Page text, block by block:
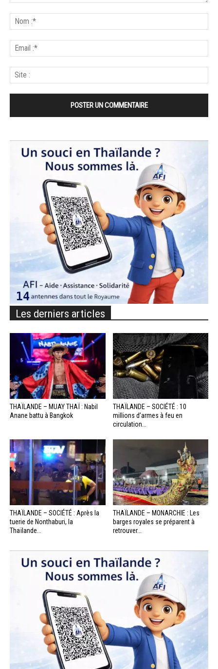
Les derniers articles
THAÏLANDE – MUAY THAÏ : Nabil
Anane battu à Bangkok
THAÏLANDE – SOCIÉTÉ : 10
millions d’armes à feu en
circulation...
THAÏLANDE – SOCIÉTÉ : Après la
tuerie de Nonthaburi, la
Thaïlande...
THAÏLANDE – MONARCHIE : Les
barges royales se préparent à
retrouver...